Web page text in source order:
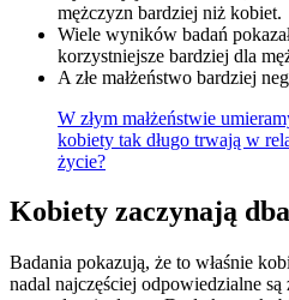
mężczyzn bardziej niż kobiet.
Wiele wyników badań
korzystniejsze bardziej dla
A złe małżeństwo bardziej
W złym małżeństwie
kobiety tak długo trwają w
życie?
Kobiety zaczynają
Badania pokazują, że to właśnie
nadal najczęściej odpowiedzialne